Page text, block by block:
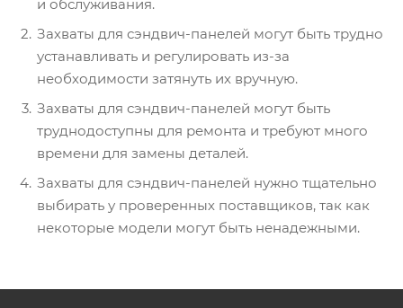
и обслуживания.
Захваты для сэндвич-панелей могут быть трудно
устанавливать и регулировать из-за
необходимости затянуть их вручную.
Захваты для сэндвич-панелей могут быть
труднодоступны для ремонта и требуют много
времени для замены деталей.
Захваты для сэндвич-панелей нужно тщательно
выбирать у проверенных поставщиков, так как
некоторые модели могут быть ненадежными.